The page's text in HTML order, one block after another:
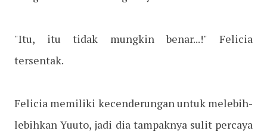
"Itu, itu tidak mungkin benar...!" Felicia
tersentak.
Felicia memiliki kecenderungan untuk melebih-
lebihkan Yuuto, jadi dia tampaknya sulit percaya